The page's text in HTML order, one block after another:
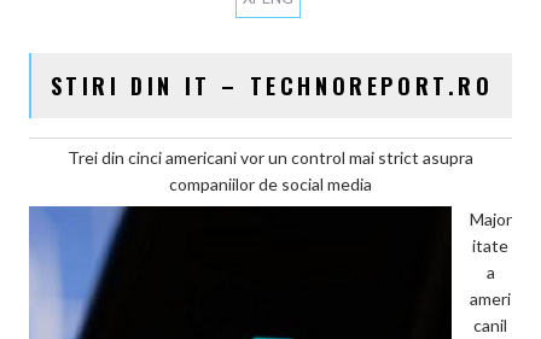
STIRI DIN IT – TECHNOREPORT.RO
Trei din cinci americani vor un control mai strict asupra
companiilor de social media
Major
itate
a
ameri
canil